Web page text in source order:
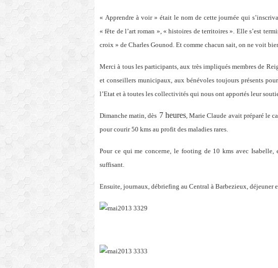
« Apprendre à voir » était le nom de cette journée qui
« fête de l’art roman », « histoires de territoires ». Elle s’est
croix » de Charles Gounod. Et comme chacun sait, on ne voit
Merci à tous les participants, aux très impliqués membres de
et conseillers municipaux, aux bénévoles toujours présents
l’Etat et à toutes les collectivités qui nous ont apportés leur
Dimanche matin, dès 7 heures, Marie Claude avait préparé le
pour courir 50 kms au profit des maladies rares.
Pour ce qui me concerne, le footing de 10 kms avec Isabelle,
suffisant.
Ensuite, journaux, débriefing au Central à Barbezieux, déjeuner